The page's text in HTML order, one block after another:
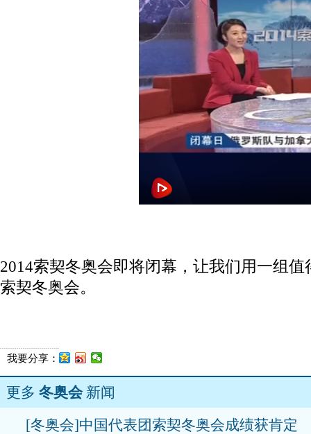
2014索契冬奥会即将闭幕，让我们用一组
索契冬奥会。
我要分享：
更多 冬奥会新闻
[冬奥会]中国代表团索契冬奥会成绩获肯定